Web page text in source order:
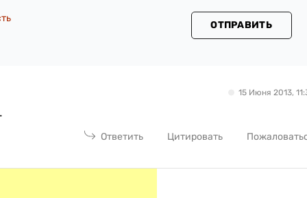
ОТПРАВИТЬ
15 Июня 2013,
Ответить Цитировать